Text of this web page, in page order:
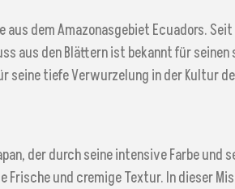
aus dem Amazonasgebiet Ecuadors.
aus den Blättern ist bekannt für
tiefe Verwurzelung in der Kultur
der durch seine intensive Farbe
und cremige Textur. In dieser